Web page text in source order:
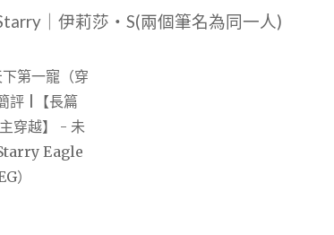
｜伊莉莎・S(兩個筆名為同一人)